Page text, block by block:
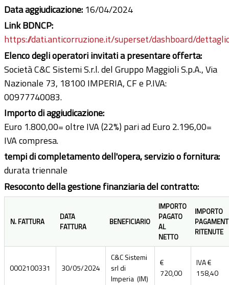
Data aggiudicazione: 16/04/2024
Link BDNCP:
https://dati.anticorruzione.it/superset/dashboard/
Elenco degli operatori invitati a presentare offerta:
Società C&C Sistemi S.r.l. del Gruppo Maggioli S.p.A., Via
Nazionale 73, 18100 IMPERIA, CF e P.IVA:
00977740083.
Importo di aggiudicazione:
Euro 1.800,00= oltre IVA (22%) pari ad Euro 2.196,00=
IVA compresa.
tempi di completamento dell'opera, servizio o fornitura:
durata triennale
Resoconto della gestione finanziaria del contratto:
N. FATTURA
DATA
FATTURA
BENEFICIARIO
IMPORTO
PAGATO
AL
NETTO
IMPORTO
RITENUTE
0002100331 30/05/2024
C&C Sistemi
srl di
Imperia (IM)
€
720,00
IVA €
158,40